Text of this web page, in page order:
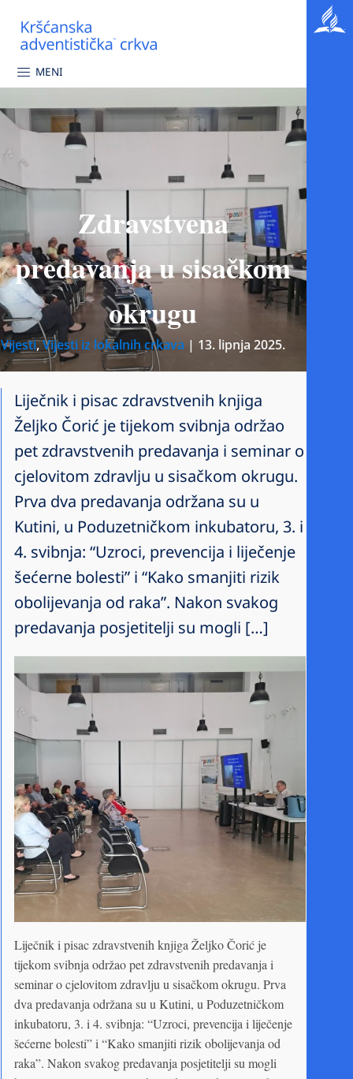
MENI
Zdravstvena
predavanja u sisačkom
okrugu
Vijesti,Vijesti iz lokalnih crkava | 13. lipnja 2025.
Liječnik i pisac zdravstvenih knjiga
Željko Čorić je tijekom svibnja održao
pet zdravstvenih predavanja i seminar o
cjelovitom zdravlju u sisačkom okrugu.
Prva dva predavanja održana su u
Kutini, u Poduzetničkom inkubatoru, 3. i
4. svibnja: “Uzroci, prevencija i liječenje
šećerne bolesti” i “Kako smanjiti rizik
obolijevanja od raka”. Nakon svakog
predavanja posjetitelji su mogli […]
Liječnik i pisac zdravstvenih knjiga Željko Čorić je
tijekom svibnja održao pet zdravstvenih predavanja i
seminar o cjelovitom zdravlju u sisačkom okrugu. Prva
dva predavanja održana su u Kutini, u Poduzetničkom
inkubatoru, 3. i 4. svibnja: “Uzroci, prevencija i liječenje
šećerne bolesti” i “Kako smanjiti rizik obolijevanja od
raka”. Nakon svakog predavanja posjetitelji su mogli